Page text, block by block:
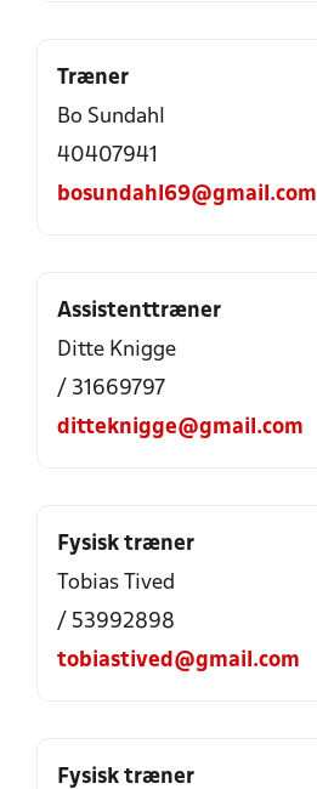
Træner
Bo Sundahl
40407941
bosundahl69@gmail.com
Assistenttræner
Ditte Knigge
/ 31669797
ditteknigge@gmail.com
Fysisk træner
Tobias Tived
/ 53992898
tobiastived@gmail.com
Fysisk træner